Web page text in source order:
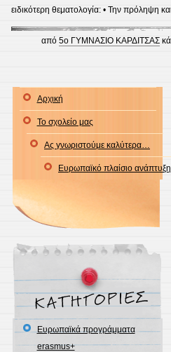
ειδικότερη θεματολογία: • Την πρόληψη
από5ο ΓΥΜΝΑΣΙΟ ΚΑΡΔΙΤΣΑΣ
Αρχική
Το σχολείο μας
Ας γνωριστούμε καλύτερα…
Ευρωπαϊκό πλαίσιο
Eυρωπαϊκά προγράμματα
erasmus+